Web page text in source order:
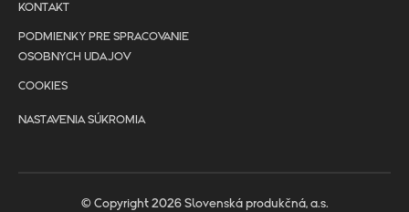
KONTAKT
PODMIENKY PRE SPRACOVANIE
OSOBNYCH UDAJOV
COOKIES
NASTAVENIA SÚKROMIA
© Copyright 2026 Slovenská produkčná, a.s.